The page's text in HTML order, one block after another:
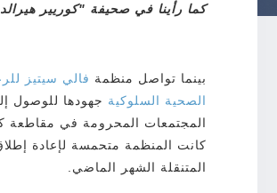
كما رأينا في صحيفة "كوريير هيرالد
بينما تواصل منظمة فالي سيتيز
الصحية السلوكية جهودها للوصول
المجتمعات المحرومة في مقاطعة
كانت المنظمة متحمسة لإعادة
المتنقلة الشهر الماضي.